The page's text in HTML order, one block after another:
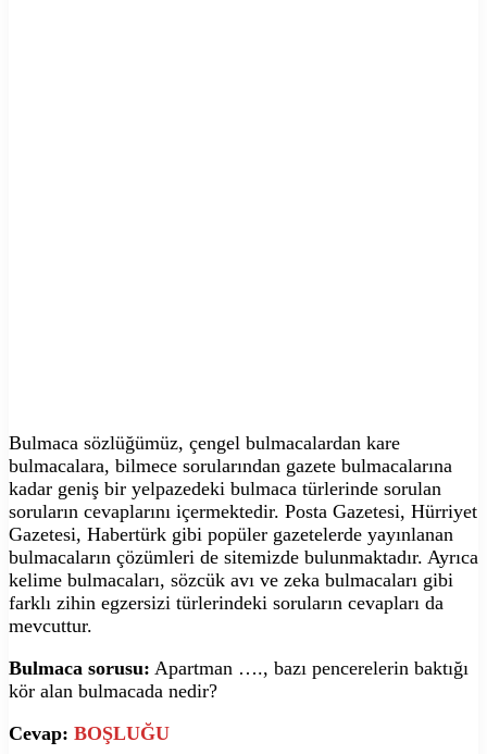
Bulmaca sözlüğümüz, çengel bulmacalardan kare
bulmacalara, bilmece sorularından gazete bulmacalarına
kadar geniş bir yelpazedeki bulmaca türlerinde sorulan
soruların cevaplarını içermektedir. Posta Gazetesi, Hürriyet
Gazetesi, Habertürk gibi popüler gazetelerde yayınlanan
bulmacaların çözümleri de sitemizde bulunmaktadır. Ayrıca
kelime bulmacaları, sözcük avı ve zeka bulmacaları gibi
farklı zihin egzersizi türlerindeki soruların cevapları da
mevcuttur.
Bulmaca sorusu: Apartman …., bazı pencerelerin baktığı
kör alan bulmacada nedir?
Cevap: BOŞLUĞU